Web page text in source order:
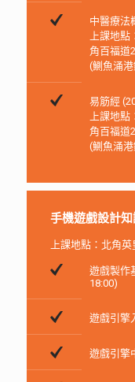
中醫療法
上課地
角百福道
(鰂魚涌
易筋經
上課地
角百福道
(鰂魚涌
手機遊戲設計
上課地點：北角
遊戲製作
18:00)
遊戲引擎
遊戲引擎